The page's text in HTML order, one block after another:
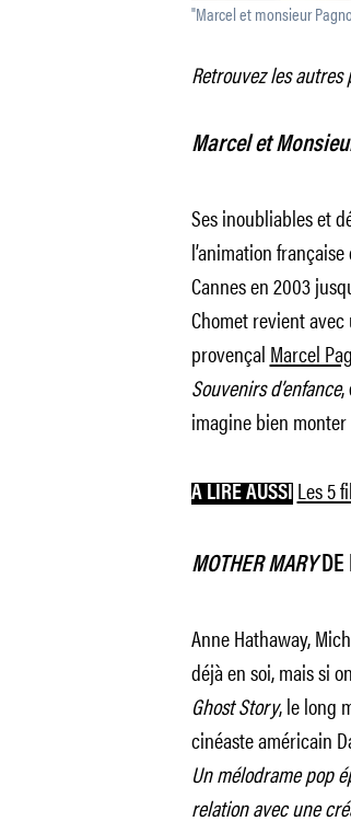
"Marcel et monsieur
Retrouvez les
Marcel et
Ses inoubliables et
l’animation
Cannes en 2003
Chomet revient
provençal Marcel
Souvenirs d’enfance,
imagine bien
A LIRE AUSSI Les 5
MOTHER MARYDE
Anne Hathaway,
déjà en soi, mais si
Ghost Story, le long
cinéaste américain
Un mélodrame pop
relation avec une